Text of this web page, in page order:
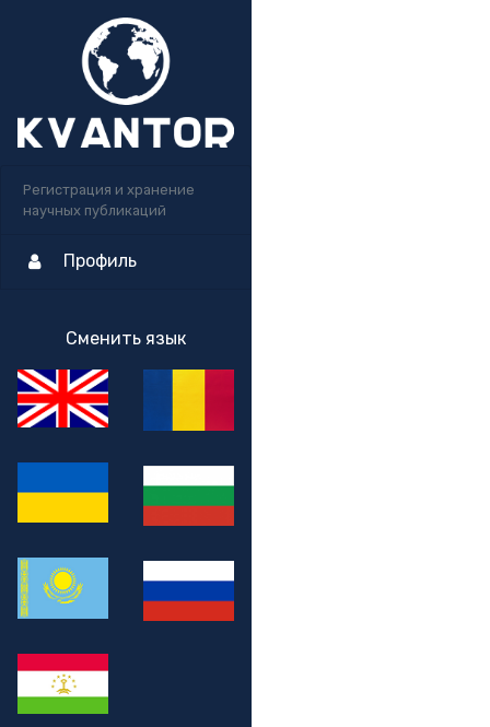
Регистрация и хранение
научных публикаций
Профиль
Сменить язык